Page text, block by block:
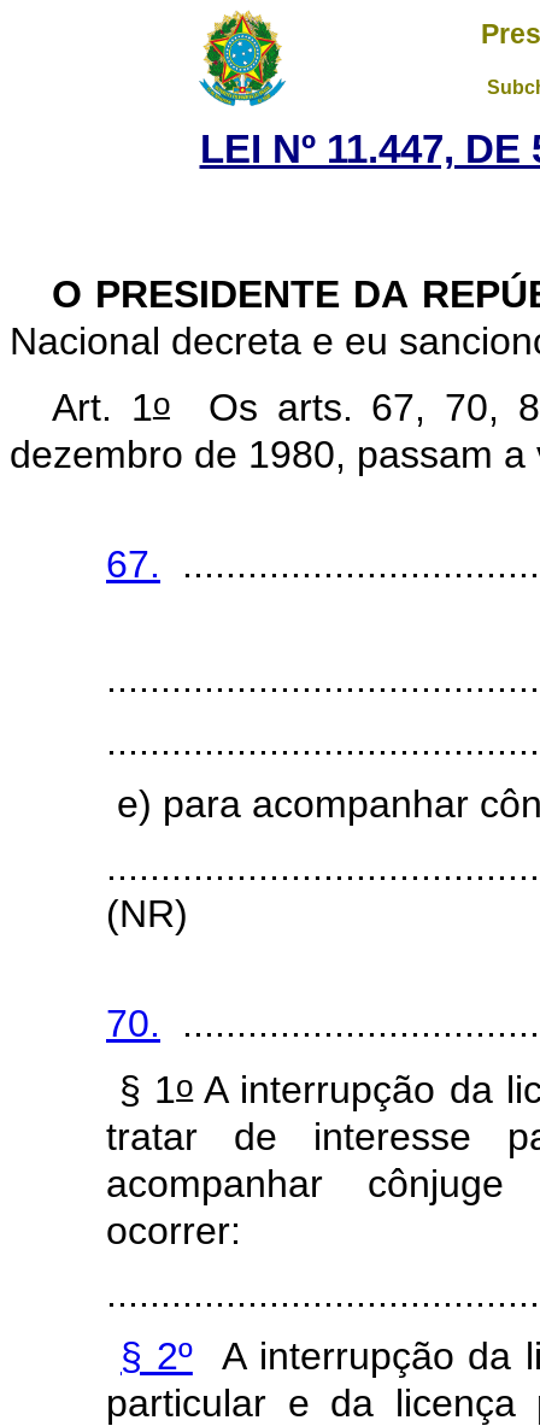
LEI Nº 11.447,
O PRESIDENTE DA
Nacional decreta e eu
Art. 1oOs arts. 67, 70,
dezembro de 1980, passam
67.
e) para acompanhar
(NR)
70.
§ 1oA interrupção da
tratar de interesse
acompanhar
ocorrer:
§ 2ºA interrupção da
particular e da licença